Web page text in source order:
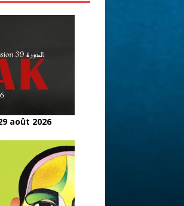
août 2026